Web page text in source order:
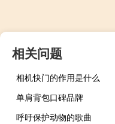
相关问题
相机快门的作用是什么
单肩背包口碑品牌
呼吁保护动物的歌曲